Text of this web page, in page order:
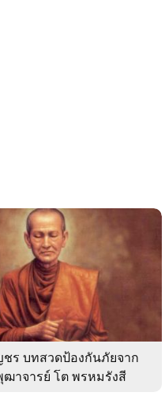
ร บทสวดป้องกันภัยจาก
ฒาจารย์ โต พรหมรังสี